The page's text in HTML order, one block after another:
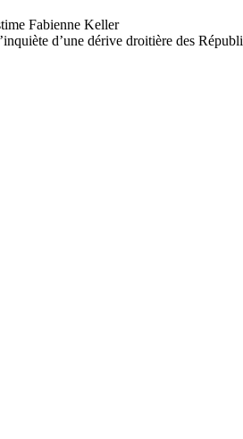
d’une dérive droitière des